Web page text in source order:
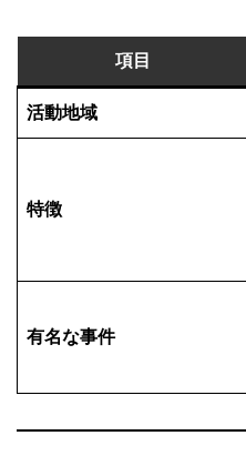
項目
活動地域
特徴
有名な事件